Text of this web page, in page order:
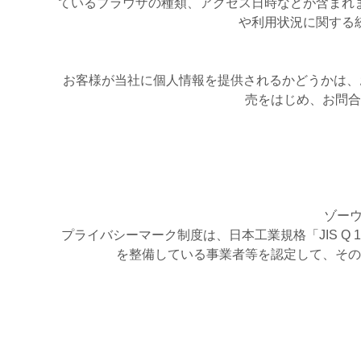
ているブラウザの種類、アクセス日時などが含ま
や利用状況に関する
お客様が当社に個人情報を提供されるかどうかは
売をはじめ、お問
ゾー
プライバシーマーク制度は、日本工業規格「JIS
を整備している事業者等を認定して、そ